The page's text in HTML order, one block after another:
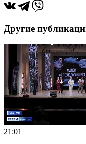
Другие
21:01